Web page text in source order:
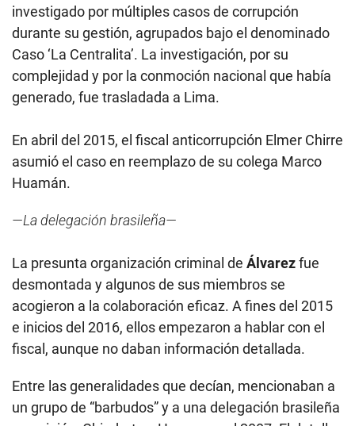
investigado por múltiples casos de corrupción
durante su gestión, agrupados bajo el denominado
Caso ‘La Centralita’. La investigación, por su
complejidad y por la conmoción nacional que había
generado, fue trasladada a Lima.
En abril del 2015, el fiscal anticorrupción Elmer Chirre
asumió el caso en reemplazo de su colega Marco
Huamán.
—La delegación brasileña—
La presunta organización criminal de Álvarezfue
desmontada y algunos de sus miembros se
acogieron a la colaboración eficaz. A fines del 2015
e inicios del 2016, ellos empezaron a hablar con el
fiscal, aunque no daban información detallada.
Entre las generalidades que decían, mencionaban a
un grupo de “barbudos” y a una delegación brasileña